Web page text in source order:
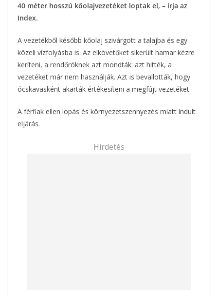
40 méter hosszú kőolajvezetéket loptak el, – írja az
Index.
A vezetékből később kőolaj szivárgott a talajba és egy
közeli vízfolyásba is. Az elkövetőket sikerült hamar kézre
keríteni, a rendőröknek azt mondták: azt hitték, a
vezetéket már nem használják. Azt is bevallották, hogy
ócskavasként akarták értékesíteni a megfújt vezetéket.
A férfiak ellen lopás és környezetszennyezés miatt indult
eljárás.
Hirdetés